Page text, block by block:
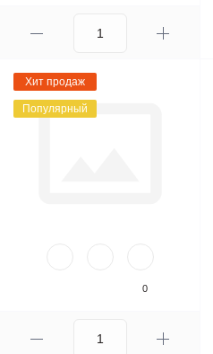
Хит продаж
Популярный
0